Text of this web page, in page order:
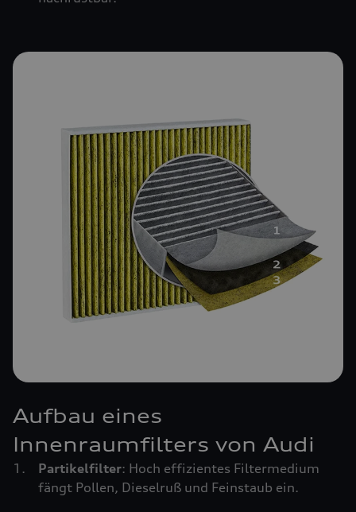
Aufbau eines
Innenraumfilters von Audi
Partikelfilter: Hoch effizientes Filtermedium
fängt Pollen, Dieselruß und Feinstaub ein.